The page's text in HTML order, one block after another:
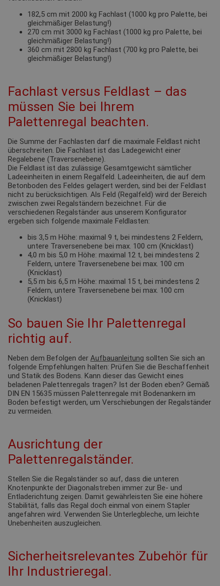
182,5 cm mit 2000 kg Fachlast (1000 kg pro Palette, bei
gleichmäßiger Belastung!)
270 cm mit 3000 kg Fachlast (1000 kg pro Palette, bei
gleichmäßiger Belastung!)
360 cm mit 2800 kg Fachlast (700 kg pro Palette, bei
gleichmäßiger Belastung!)
Fachlast versus Feldlast – das
müssen Sie bei Ihrem
Palettenregal beachten.
Die Summe der Fachlasten darf die maximale Feldlast nicht
überschreiten. Die Fachlast ist das Ladegewicht einer
Regalebene (Traversenebene).
Die Feldlast ist das zulässige Gesamtgewicht sämtlicher
Ladeeinheiten in einem Regalfeld. Ladeeinheiten, die auf dem
Betonboden des Feldes gelagert werden, sind bei der Feldlast
nicht zu berücksichtigen. Als Feld (Regalfeld) wird der Bereich
zwischen zwei Regalständern bezeichnet. Für die
verschiedenen Regalständer aus unserem Konfigurator
ergeben sich folgende maximale Feldlasten:
bis 3,5 m Höhe: maximal 9 t, bei mindestens 2 Feldern,
untere Traversenebene bei max. 100 cm (Knicklast)
4,0 m bis 5,0 m Höhe: maximal 12 t, bei mindestens 2
Feldern, untere Traversenebene bei max. 100 cm
(Knicklast)
5,5 m bis 6,5 m Höhe: maximal 15 t, bei mindestens 2
Feldern, untere Traversenebene bei max. 100 cm
(Knicklast)
So bauen Sie Ihr Palettenregal
richtig auf.
Neben dem Befolgen der Aufbauanleitung sollten Sie sich an
folgende Empfehlungen halten: Prüfen Sie die Beschaffenheit
und Statik des Bodens. Kann dieser das Gewicht eines
beladenen Palettenregals tragen? Ist der Boden eben? Gemäß
DIN EN 15635 müssen Palettenregale mit Bodenankern im
Boden befestigt werden, um Verschiebungen der Regalständer
zu vermeiden.
Ausrichtung der
Palettenregalständer.
Stellen Sie die Regalständer so auf, dass die unteren
Knotenpunkte der Diagonalstreben immer zur Be- und
Entladerichtung zeigen. Damit gewährleisten Sie eine höhere
Stabilität, falls das Regal doch einmal von einem Stapler
angefahren wird. Verwenden Sie Unterlegbleche, um leichte
Unebenheiten auszugleichen.
Sicherheitsrelevantes Zubehör für
Ihr Industrieregal.